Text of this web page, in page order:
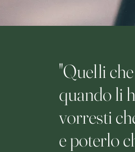
"Quelli
quando li
vorresti
e poterlo